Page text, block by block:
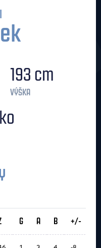
193 cm
VÝŠKA
G A B +/-